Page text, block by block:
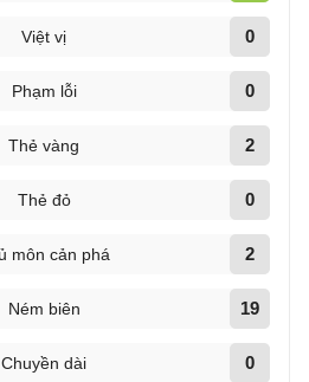
Việt vị 0
Phạm lỗi 0
Thẻ vàng 2
Thẻ đỏ 0
môn cản phá 2
Ném biên 19
Chuyền dài 0